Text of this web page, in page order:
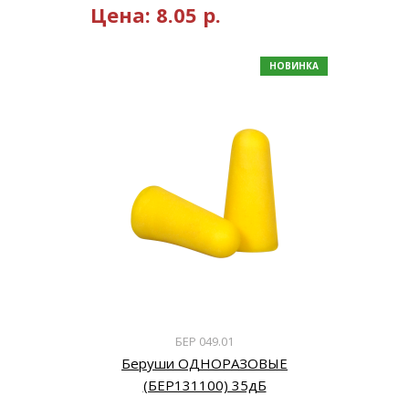
Цена: 8.05 р.
БЕР 049.01
Беруши ОДНОРАЗОВЫЕ
(БЕР131100) 35дБ
НОВИНКА